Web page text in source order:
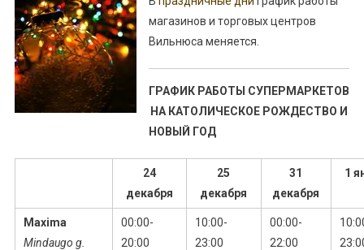
магазинов и торговых центров
Вильнюса меняется.
ГРАФИК РАБОТЫ СУПЕРМАРКЕТОВ
НА КАТОЛИЧЕСКОЕ РОЖДЕСТВО И
НОВЫЙ ГОД
24
декабря
25
декабря
31
декабря
1
Maxima
Mindaugo g.
00:00-
20:00
10:00-
23:00
00:00-
22:00